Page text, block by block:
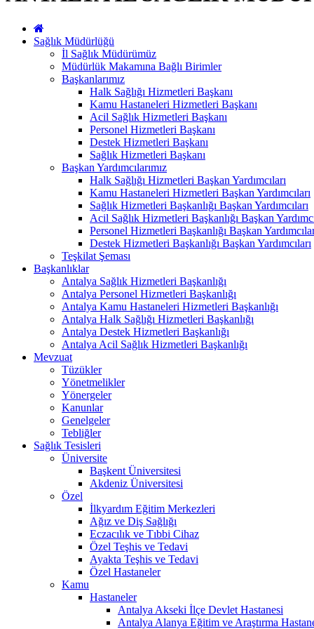
Sağlık Müdürlüğü
İl Sağlık Müdürümüz
Müdürlük Makamına Bağlı Birimler
Başkanlarımız
Halk Sağlığı Hizmetleri Başkanı
Kamu Hastaneleri Hizmetleri Başkanı
Acil Sağlık Hizmetleri Başkanı
Personel Hizmetleri Başkanı
Destek Hizmetleri Başkanı
Sağlık Hizmetleri Başkanı
Başkan Yardımcılarımız
Halk Sağlığı Hizmetleri Başkan Yardımcıları
Kamu Hastaneleri Hizmetleri Başkan Yardımcıları
Sağlık Hizmetleri Başkanlığı Başkan Yardımcıları
Acil Sağlık Hizmetleri Başkanlığı Başkan
Personel Hizmetleri Başkanlığı Başkan
Destek Hizmetleri Başkanlığı Başkan Yardımcıları
Teşkilat Şeması
Başkanlıklar
Antalya Sağlık Hizmetleri Başkanlığı
Antalya Personel Hizmetleri Başkanlığı
Antalya Kamu Hastaneleri Hizmetleri Başkanlığı
Antalya Halk Sağlığı Hizmetleri Başkanlığı
Antalya Destek Hizmetleri Başkanlığı
Antalya Acil Sağlık Hizmetleri Başkanlığı
Mevzuat
Tüzükler
Yönetmelikler
Yönergeler
Kanunlar
Genelgeler
Tebliğler
Sağlık Tesisleri
Üniversite
Başkent Üniversitesi
Akdeniz Üniversitesi
Özel
İlkyardım Eğitim Merkezleri
Ağız ve Diş Sağlığı
Eczacılık ve Tıbbi Cihaz
Özel Teşhis ve Tedavi
Ayakta Teşhis ve Tedavi
Özel Hastaneler
Kamu
Hastaneler
Antalya Akseki İlçe Devlet Hastanesi
Antalya Alanya Eğitim ve Araştırma